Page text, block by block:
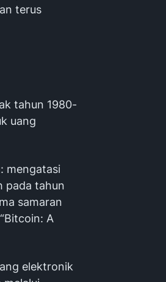
terus
tahun 1980-
uang
mengatasi
pada tahun
samaran
A
elektronik